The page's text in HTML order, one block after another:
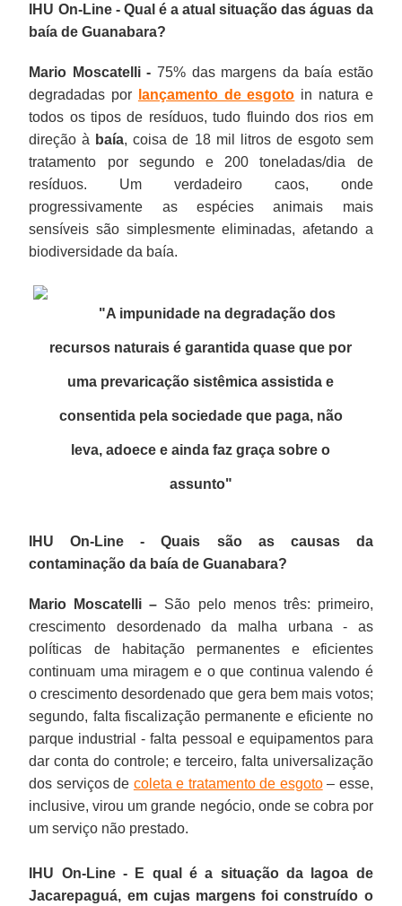
IHU On-Line - Qual é a atual situação das águas da
baía de Guanabara?
Mario Moscatelli - 75% das margens da baía estão
degradadas por
lançamento de esgoto in natura e
todos os tipos de resíduos, tudo fluindo dos rios em
direção à baía, coisa de 18 mil litros de esgoto sem
tratamento por segundo e 200 toneladas/dia de
resíduos. Um verdadeiro caos, onde
progressivamente as espécies animais mais
sensíveis são simplesmente eliminadas, afetando a
biodiversidade da baía.
"A impunidade na degradação dos
recursos naturais é garantida quase que por
uma prevaricação sistêmica assistida e
consentida pela sociedade que paga, não
leva, adoece e ainda faz graça sobre o
assunto"
IHU On-Line - Quais são as causas da
contaminação da baía de Guanabara?
Mario Moscatelli – São pelo menos três: primeiro,
crescimento desordenado da malha urbana - as
políticas de habitação permanentes e eficientes
continuam uma miragem e o que continua valendo é
o crescimento desordenado que gera bem mais votos;
segundo, falta fiscalização permanente e eficiente no
parque industrial - falta pessoal e equipamentos para
dar conta do controle; e terceiro, falta universalização
dos serviços de coleta e tratamento de esgoto– esse,
inclusive, virou um grande negócio, onde se cobra por
um serviço não prestado.
IHU On-Line - E qual é a situação da lagoa de
Jacarepaguá, em cujas margens foi construído o